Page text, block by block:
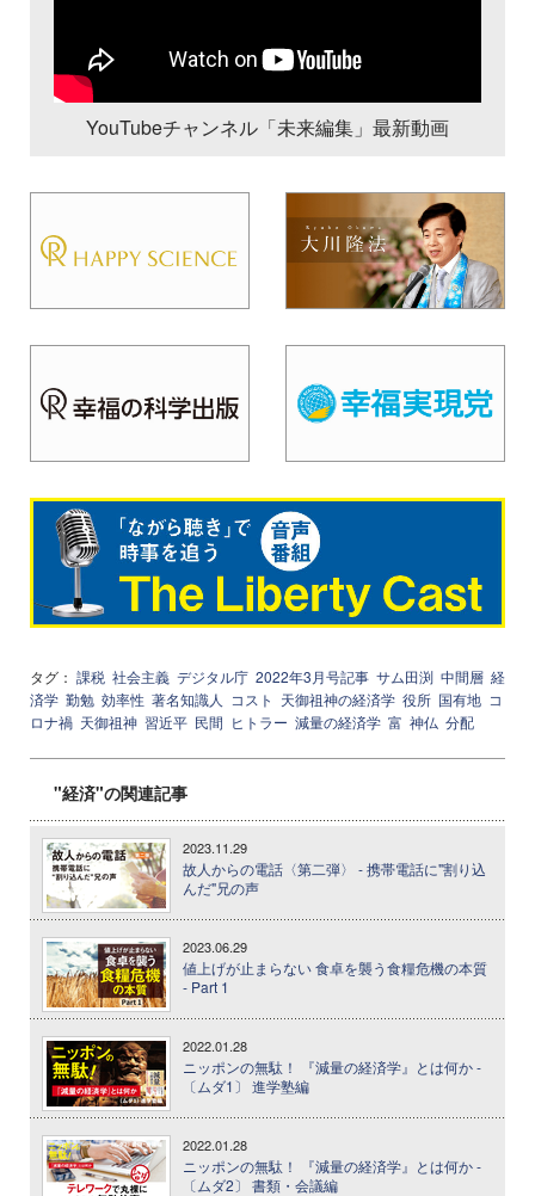
YouTubeチャンネル「未来編集」最新動画
タグ： 課税 社会主義 デジタル庁 2022年3月号記事 サム田渕 中間層 経
済学 勤勉 効率性 著名知識人 コスト 天御祖神の経済学 役所 国有地 コ
ロナ禍 天御祖神 習近平 民間 ヒトラー 減量の経済学 富 神仏 分配
"経済"の関連記事
2023.11.29
故人からの電話〈第二弾〉 - 携帯電話に"割り込
んだ"兄の声
2023.06.29
値上げが止まらない 食卓を襲う食糧危機の本質
- Part 1
2022.01.28
ニッポンの無駄！ 『減量の経済学』とは何か -
〔ムダ1〕 進学塾編
2022.01.28
ニッポンの無駄！ 『減量の経済学』とは何か -
〔ムダ2〕 書類・会議編